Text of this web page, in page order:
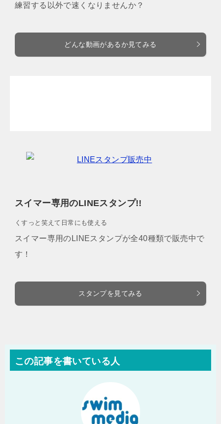
練習する以外で速くなりませんか？
どんな動画があるか見てみる
スイマー専用のLINEスタンプ!!
くすっと笑えて日常にも使える
スイマー専用のLINEスタンプが全40種類で販売中で
す！
スタンプを見てみる
この記事を書いている人